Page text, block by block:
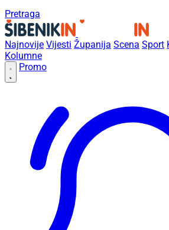
Pretraga
Najnovije Vijesti Županija Scena Sport
Kolumne
Promo